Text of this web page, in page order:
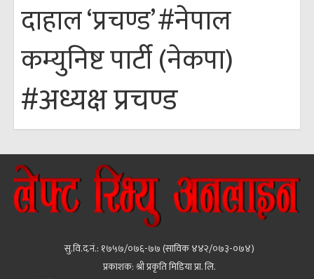
दाहाल ‘प्रचण्ड’#नेपाल
कम्युनिष्ट पार्टी (नेकपा)
#अध्यक्ष प्रचण्ड
सु.वि.द.नं.: १७५७/०७६-७७ (साविक ४४२/०७३-०७४)
प्रकाशक: श्री प्रकृति मिडिया प्रा. लि.